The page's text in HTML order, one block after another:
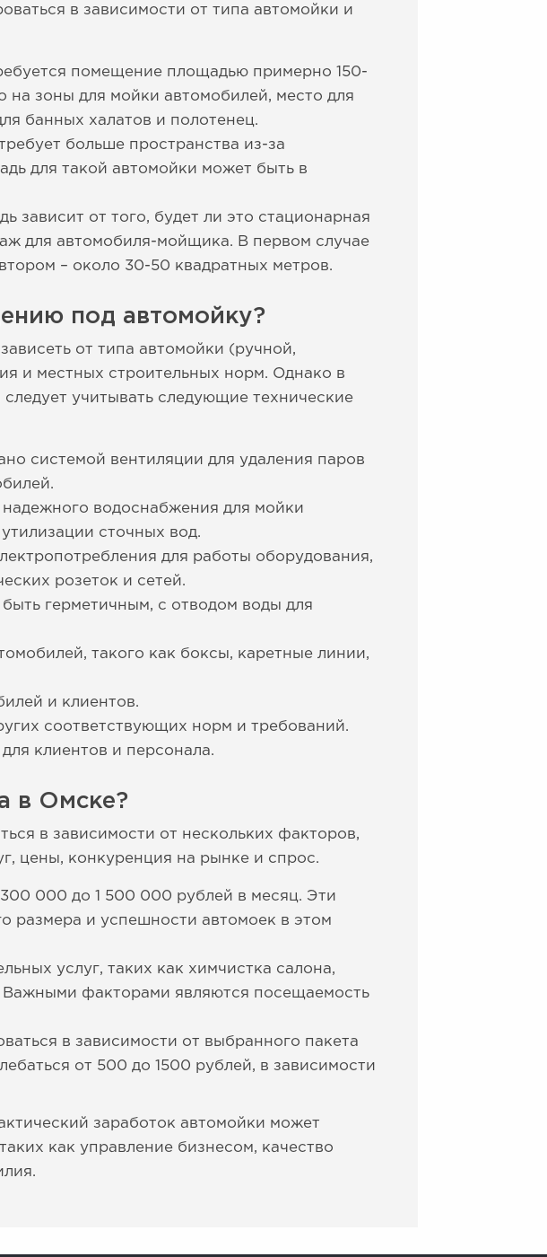
в зависимости от типа автомойки и
помещение площадью примерно 150-
зоны для мойки автомобилей, место для
банных халатов и полотенец.
больше пространства из-за
для такой автомойки может быть в
зависит от того, будет ли это стационарная
для автомобиля-мойщика. В первом случае
– около 30-50 квадратных метров.
под автомойку?
от типа автомойки (ручной,
и местных строительных норм. Однако в
учитывать следующие технические
системой вентиляции для удаления паров
водоснабжения для мойки
сточных вод.
для работы оборудования,
розеток и сетей.
герметичным, с отводом воды для
такого как боксы, каретные линии,
и клиентов.
соответствующих норм и требований.
клиентов и персонала.
в Омске?
в зависимости от нескольких факторов,
цены, конкуренция на рынке и спрос.
000 до 1 500 000 рублей в месяц. Эти
размера и успешности автомоек в этом
услуг, таких как химчистка салона,
Важными факторами являются посещаемость
в зависимости от выбранного пакета
от 500 до 1500 рублей, в зависимости
заработок автомойки может
как управление бизнесом, качество